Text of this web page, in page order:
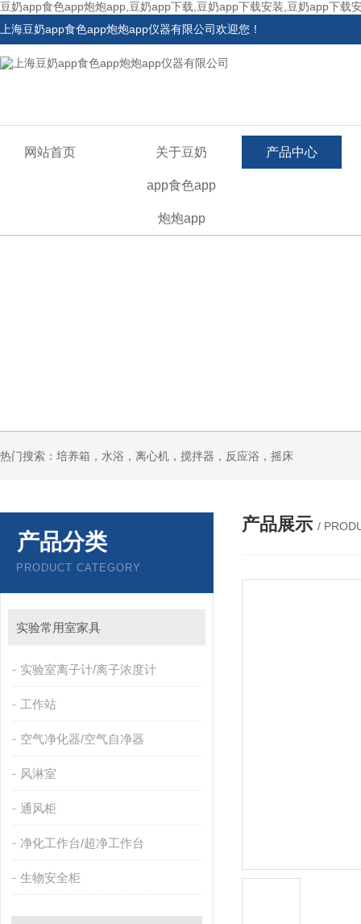
豆奶app食色app炮炮app,豆奶app下载,豆奶app下载安装,豆奶app下载
上海豆奶app食色app炮炮app仪器有限公司欢迎您！
网站首页 关于豆奶
app食色app
炮炮app
产品中心
热门搜索：培养箱，水浴，离心机，搅拌器，反应浴，摇床
产品分类
PRODUCT CATEGORY
实验常用室家具
实验室离子计/离子浓度计
工作站
空气净化器/空气自净器
风淋室
通风柜
净化工作台/超净工作台
生物安全柜
产品展示 /